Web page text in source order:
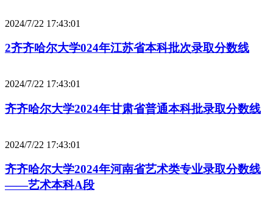
2024/7/22 17:43:01
2齐齐哈尔大学024年江苏省本科批次录取分数线
2024/7/22 17:43:01
齐齐哈尔大学2024年甘肃省普通本科批录取分数线
2024/7/22 17:43:01
齐齐哈尔大学2024年河南省艺术类专业录取分数线
——艺术本科A段